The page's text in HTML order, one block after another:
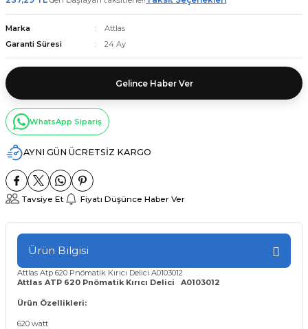
Marka
Attlas
Garanti Süresi
24 Ay
Gelince Haber Ver
WhatsApp Sipariş
AYNI GÜN ÜCRETSİZ KARGO
Tavsiye Et Fiyatı Düşünce Haber Ver
Ürün Bilgisi
Attlas Atp 620 Pnömatik Kırıcı Delici A0103012
Attlas ATP 620 Pnömatik Kırıcı Delici A0103012
Ürün Özellikleri:
620 watt